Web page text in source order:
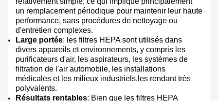
un remplacement périodique pour maintenir leur haute
performance, sans procédures de nettoyage ou
d'entretien complexes.
Large portée: les filtres HEPA sont utilisés dans
divers appareils et environnements, y compris les
purificateurs d'air, les aspirateurs, les systèmes de
filtration de l'air automobile, les installations
médicales et les milieux industriels,les rendant très
polyvalents.
Résultats rentables: Bien que les filtres HEPA